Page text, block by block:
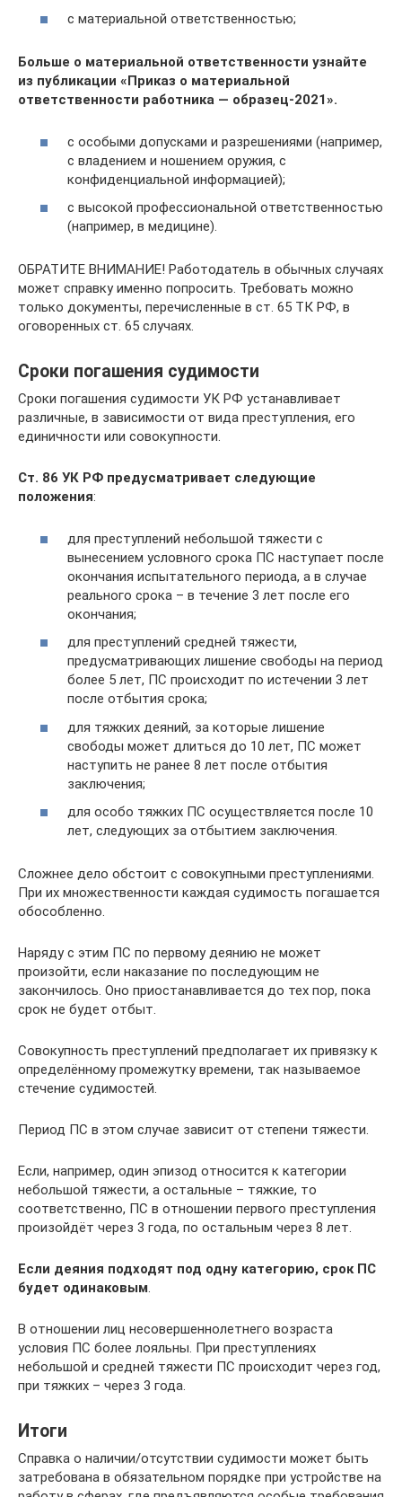
с материальной ответственностью;
Больше о материальной ответственности узнайте
из публикации «Приказ о материальной
ответственности работника — образец-2021».
с особыми допусками и разрешениями (например,
с владением и ношением оружия, с
конфиденциальной информацией);
с высокой профессиональной ответственностью
(например, в медицине).
ОБРАТИТЕ ВНИМАНИЕ! Работодатель в обычных случаях
может справку именно попросить. Требовать можно
только документы, перечисленные в ст. 65 ТК РФ, в
оговоренных ст. 65 случаях.
Сроки погашения судимости
Сроки погашения судимости УК РФ устанавливает
различные, в зависимости от вида преступления, его
единичности или совокупности.
Ст. 86 УК РФ предусматривает следующие
положения:
для преступлений небольшой тяжести с
вынесением условного срока ПС наступает после
окончания испытательного периода, а в случае
реального срока – в течение 3 лет после его
окончания;
для преступлений средней тяжести,
предусматривающих лишение свободы на период
более 5 лет, ПС происходит по истечении 3 лет
после отбытия срока;
для тяжких деяний, за которые лишение
свободы может длиться до 10 лет, ПС может
наступить не ранее 8 лет после отбытия
заключения;
для особо тяжких ПС осуществляется после 10
лет, следующих за отбытием заключения.
Сложнее дело обстоит с совокупными преступлениями.
При их множественности каждая судимость погашается
обособленно.
Наряду с этим ПС по первому деянию не может
произойти, если наказание по последующим не
закончилось. Оно приостанавливается до тех пор, пока
срок не будет отбыт.
Совокупность преступлений предполагает их привязку к
определённому промежутку времени, так называемое
стечение судимостей.
Период ПС в этом случае зависит от степени тяжести.
Если, например, один эпизод относится к категории
небольшой тяжести, а остальные – тяжкие, то
соответственно, ПС в отношении первого преступления
произойдёт через 3 года, по остальным через 8 лет.
Если деяния подходят под одну категорию, срок ПС
будет одинаковым.
В отношении лиц несовершеннолетнего возраста
условия ПС более лояльны. При преступлениях
небольшой и средней тяжести ПС происходит через год,
при тяжких – через 3 года.
Итоги
Справка о наличии/отсутствии судимости может быть
затребована в обязательном порядке при устройстве на